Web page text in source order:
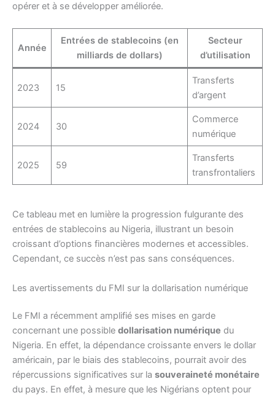
opérer et à se développer améliorée.
Année
Entrées de stablecoins (en
milliards de dollars)
Secteur
d’utilisation
2023 15
Transferts
d’argent
2024 30
Commerce
numérique
2025 59
Transferts
transfrontaliers
Ce tableau met en lumière la progression fulgurante des
entrées de stablecoins au Nigeria, illustrant un besoin
croissant d’options financières modernes et accessibles.
Cependant, ce succès n’est pas sans conséquences.
Les avertissements du FMI sur la dollarisation numérique
Le FMI a récemment amplifié ses mises en garde
concernant une possible dollarisation numérique du
Nigeria. En effet, la dépendance croissante envers le dollar
américain, par le biais des stablecoins, pourrait avoir des
répercussions significatives sur la souveraineté monétaire
du pays. En effet, à mesure que les Nigérians optent pour